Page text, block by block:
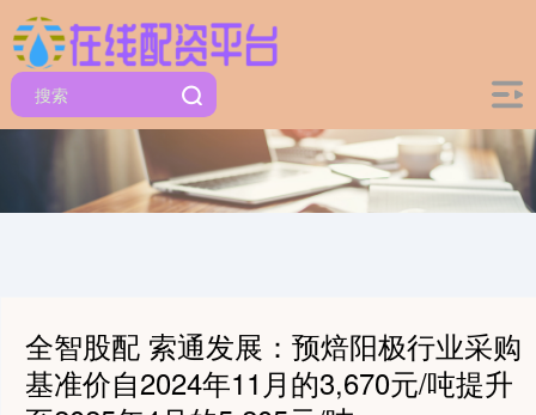
全智股配 索通发展：预焙阳极行业采购
基准价自2024年11月的3,670元/吨提升